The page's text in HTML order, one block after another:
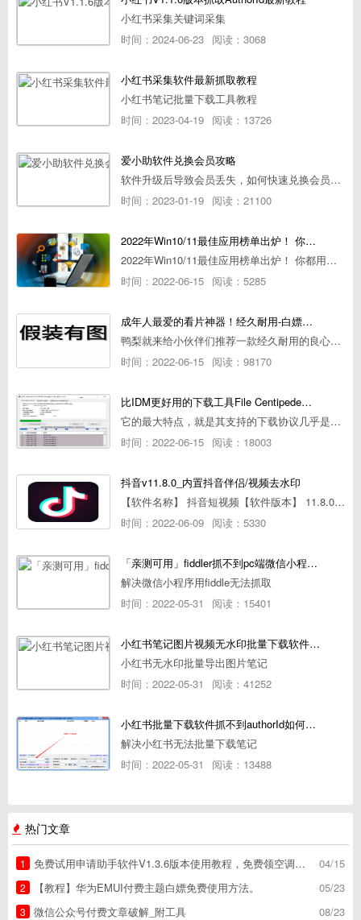
小红书采集关键词采集
时间：2024-06-23 阅读：3068
小红书采集软件最新抓取教程
小红书笔记批量下载工具教程
时间：2023-04-19 阅读：13726
爱小助软件兑换会员攻略
软件升级后导致会员丢失，如何快速兑换会员详细攻略
时间：2023-01-19 阅读：21100
2022年Win10/11最佳应用榜单出炉！ 你都用过几个？
2022年Win10/11最佳应用榜单出炉！ 你都用过几个？
时间：2022-06-15 阅读：5285
成年人最爱的看片神器！经久耐用-白嫖全网资源
鸭梨就来给小伙伴们推荐一款经久耐用的良心播放器，资源齐全无广告，可以放心使用~
时间：2022-06-15 阅读：98170
比IDM更好用的下载工具File Centipede文件蜈蚣-秒杀迅雷-直接飞起！
它的最大特点，就是其支持的下载协议几乎是市面上最全面的，包括HTTP/FTP、BT种子、磁力链接，m3u8流任务（AES-128解密）。
时间：2022-06-15 阅读：18003
抖音v11.8.0_内置抖音伴侣/视频去水印
【软件名称】 抖音短视频【软件版本】 11.8.0【软件大小】 83.74M【是否Root】不需要【测试机型】PCML10 [oppo Reno Ace]【文字介绍】 抖音短视频app是一款很有意思娱
时间：2022-06-09 阅读：5330
「亲测可用」fiddler抓不到pc端微信小程序包解决方案
解决微信小程序用fiddle无法抓取
时间：2022-05-31
阅读：15401
小红书笔记图片视频无水印批量下载软件使用教程
小红书无水印批量导出图片笔记
时间：2022-05-31
阅读：41252
小红书批量下载软件抓不到authorId如何解决
解决小红书无法批量下载笔记
时间：2022-05-31
阅读：13488
热门文章
04/15
1
免费试用申请助手软件V1.3.6版本使用教程，免费领空调冰箱，附下载地址
05/23
2
【教程】华为EMUI付费主题白嫖免费使用方法。
08/23
3
微信公众号付费文章破解_附工具